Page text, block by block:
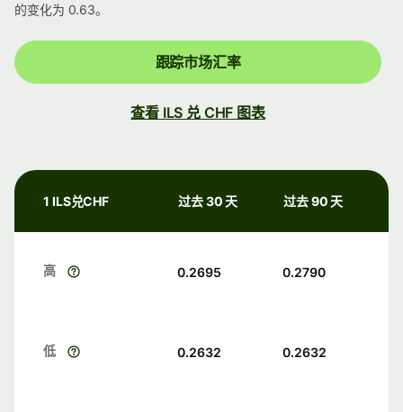
的变化为 0.63。
跟踪市场汇率
查看 ILS 兑 CHF 图表
1 ILS兑CHF 过去 30 天 过去 90 天
高 0.2695 0.2790
低 0.2632 0.2632